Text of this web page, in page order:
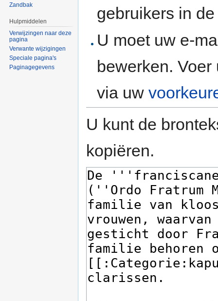
gebruikers in
U moet uw e-
bewerken.
via uw
U kunt de
kopiëren.
Zandbak
Hulpmiddelen
Verwijzingen naar deze
pagina
Verwante wijzigingen
Speciale pagina's
Paginagegevens